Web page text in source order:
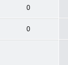
0
0